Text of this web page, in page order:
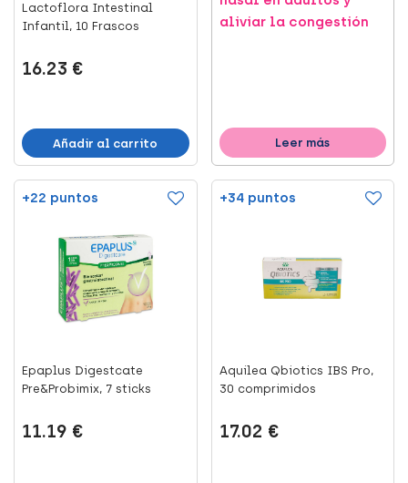
Lactoflora Intestinal
Infantil, 10 Frascos
16.23 €
Añadir al carrito
aliviar la congestión
Leer más
+22 puntos
Epaplus Digestcate
Pre&Probimix, 7 sticks
11.19 €
+34 puntos
Aquilea Qbiotics IBS Pro,
30 comprimidos
17.02 €